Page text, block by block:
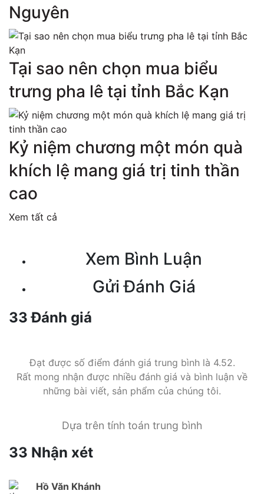
Nguyên
Tại sao nên chọn mua biểu
trưng pha lê tại tỉnh Bắc Kạn
Kỷ niệm chương một món quà
khích lệ mang giá trị tinh thần
cao
Xem tất cả
Xem Bình Luận
Gửi Đánh Giá
33 Đánh giá
Đạt được số điểm đánh giá trung bình là 4.52.
Rất mong nhận được nhiều đánh giá và bình luận về
những bài viết, sản phẩm của chúng tôi.
Dựa trên tính toán trung bình
33 Nhận xét
Hồ Văn Khánh